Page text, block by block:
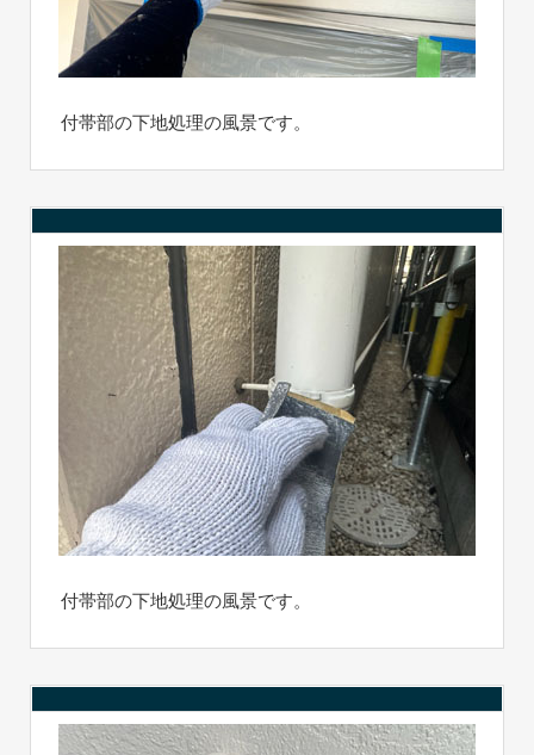
付帯部の下地処理の風景です。
付帯部の下地処理の風景です。